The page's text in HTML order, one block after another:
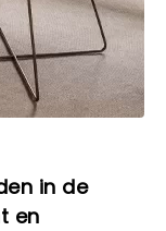
in de
en